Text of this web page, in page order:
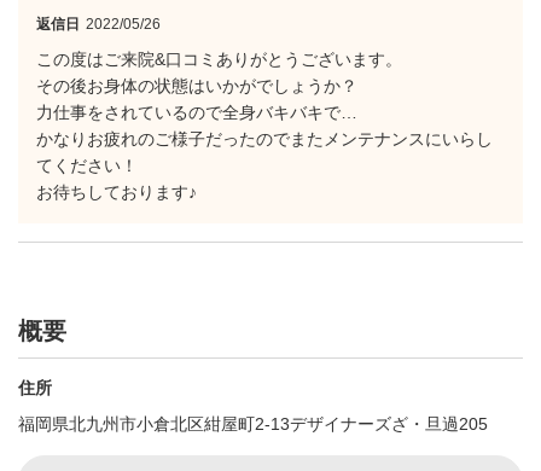
返信日 2022/05/26
この度はご来院&口コミありがとうございます。
その後お身体の状態はいかがでしょうか？
力仕事をされているので全身バキバキで…
かなりお疲れのご様子だったのでまたメンテナンスにいらし
てください！
お待ちしております♪
概要
住所
福岡県北九州市小倉北区紺屋町2-13デザイナーズざ・旦過205